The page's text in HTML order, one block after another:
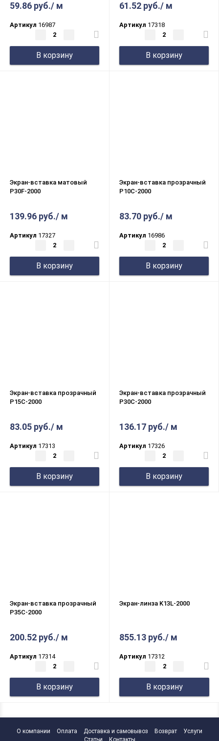
59.86 руб./ м
Артикул 16987
В корзину
61.52 руб./ м
Артикул 17318
В корзину
Экран-вставка матовый
P30F-2000
139.96 руб./ м
Артикул 17327
В корзину
Экран-вставка прозрачный
P10C-2000
83.70 руб./ м
Артикул 16986
В корзину
Экран-вставка прозрачный
P15C-2000
83.05 руб./ м
Артикул 17313
В корзину
Экран-вставка прозрачный
P30C-2000
136.17 руб./ м
Артикул 17326
В корзину
Экран-вставка прозрачный
P35C-2000
200.52 руб./ м
Артикул 17314
В корзину
Экран-линза K13L-2000
855.13 руб./ м
Артикул 17312
В корзину
О компании Оплата Доставка и самовывоз Возврат
Услуги
Статьи
Контакты